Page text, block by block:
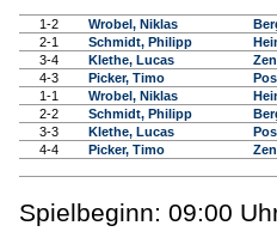
1-2 Wrobel, Niklas
2-1
Schmidt, Philipp
3-4
Klethe, Lucas
4-3
Picker, Timo
1-1
Wrobel, Niklas
2-2
Schmidt, Philipp
3-3
Klethe, Lucas
4-4
Picker, Timo
Spielbeginn: 09:00